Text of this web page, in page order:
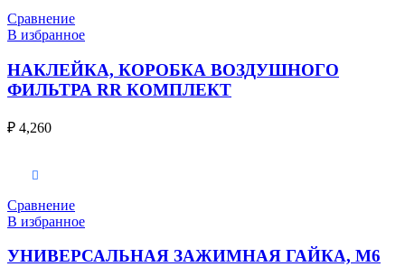
Сравнение
В избранное
НАКЛЕЙКА, КОРОБКА ВОЗДУШНОГО
ФИЛЬТРА RR КОМПЛЕКТ
₽ 4,260
Сравнение
В избранное
УНИВЕРСАЛЬНАЯ ЗАЖИМНАЯ ГАЙКА, M6